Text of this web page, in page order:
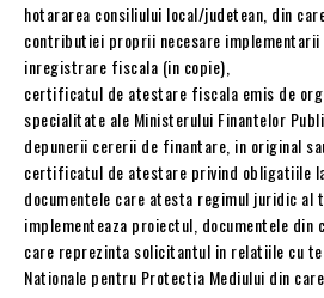
hotararea consiliului local/judetean, din
contributiei proprii necesare
inregistrare fiscala (in copie),
certificatul de atestare fiscala emis de
specialitate ale Ministerului Finantelor
depunerii cererii de finantare, in original
certificatul de atestare privind obligatiile
documentele care atesta regimul juridic al
implementeaza proiectul, documentele din
care reprezinta solicitantul in relatiile cu
Nationale pentru Protectia Mediului din